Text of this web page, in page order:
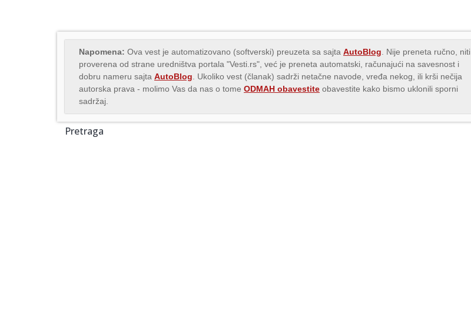
Napomena: Ova vest je automatizovano (softverski) preuzeta sa sajta AutoBlog . Nije preneta ručno, niti
proverena od strane uredništva portala "Vesti.rs", već je preneta automatski, računajući na savesnost i
dobru nameru sajta AutoBlog . Ukoliko vest (članak) sadrži netačne navode, vređa nekog, ili krši nečija
autorska prava - molimo Vas da nas o tome ODMAH obavestite obavestite kako bismo uklonili sporni
sadržaj.
Pretraga